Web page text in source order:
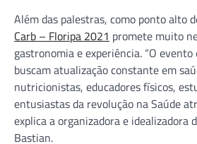
Além das palestras, como ponto alto
Carb – Floripa 2021 promete muito
gastronomia e experiência. “O
buscam atualização constante em
nutricionistas, educadores físicos,
entusiastas da revolução na Saúde
explica a organizadora e idealizadora
Bastian.